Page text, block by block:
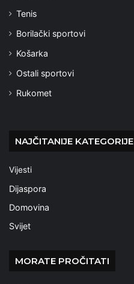
Tenis
Borilački sportovi
Košarka
Ostali sportovi
Rukomet
NAJČITANIJE KATEGORIJE
Vijesti
Dijaspora
Domovina
Svijet
MORATE PROČITATI